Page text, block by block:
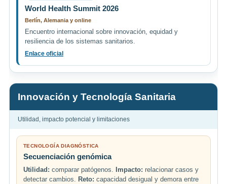
World Health Summit 2026
Berlín, Alemania y online
Encuentro internacional sobre innovación, equidad y
resiliencia de los sistemas sanitarios.
Enlace oficial
Innovación y Tecnología Sanitaria
Utilidad, impacto potencial y limitaciones
TECNOLOGÍA DIAGNÓSTICA
Secuenciación genómica
Utilidad: comparar patógenos. Impacto: relacionar casos y
detectar cambios. Reto: capacidad desigual y demora entre